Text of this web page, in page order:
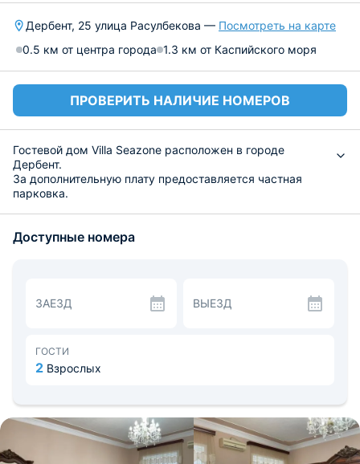
Дербент, 25 улица Расулбекова — Посмотреть на карте
0.5 км от центра города 1.3 км от Каспийского моря
ПРОВЕРИТЬ НАЛИЧИЕ НОМЕРОВ
Гостевой дом Villa Seazone расположен в городе
Дербент.
За дополнительную плату предоставляется частная
парковка.
кондиционером и телевизором с плоским экраном.
Доступные номера
ЗАЕЗД ВЫЕЗД
ГОСТИ
2 Взрослых